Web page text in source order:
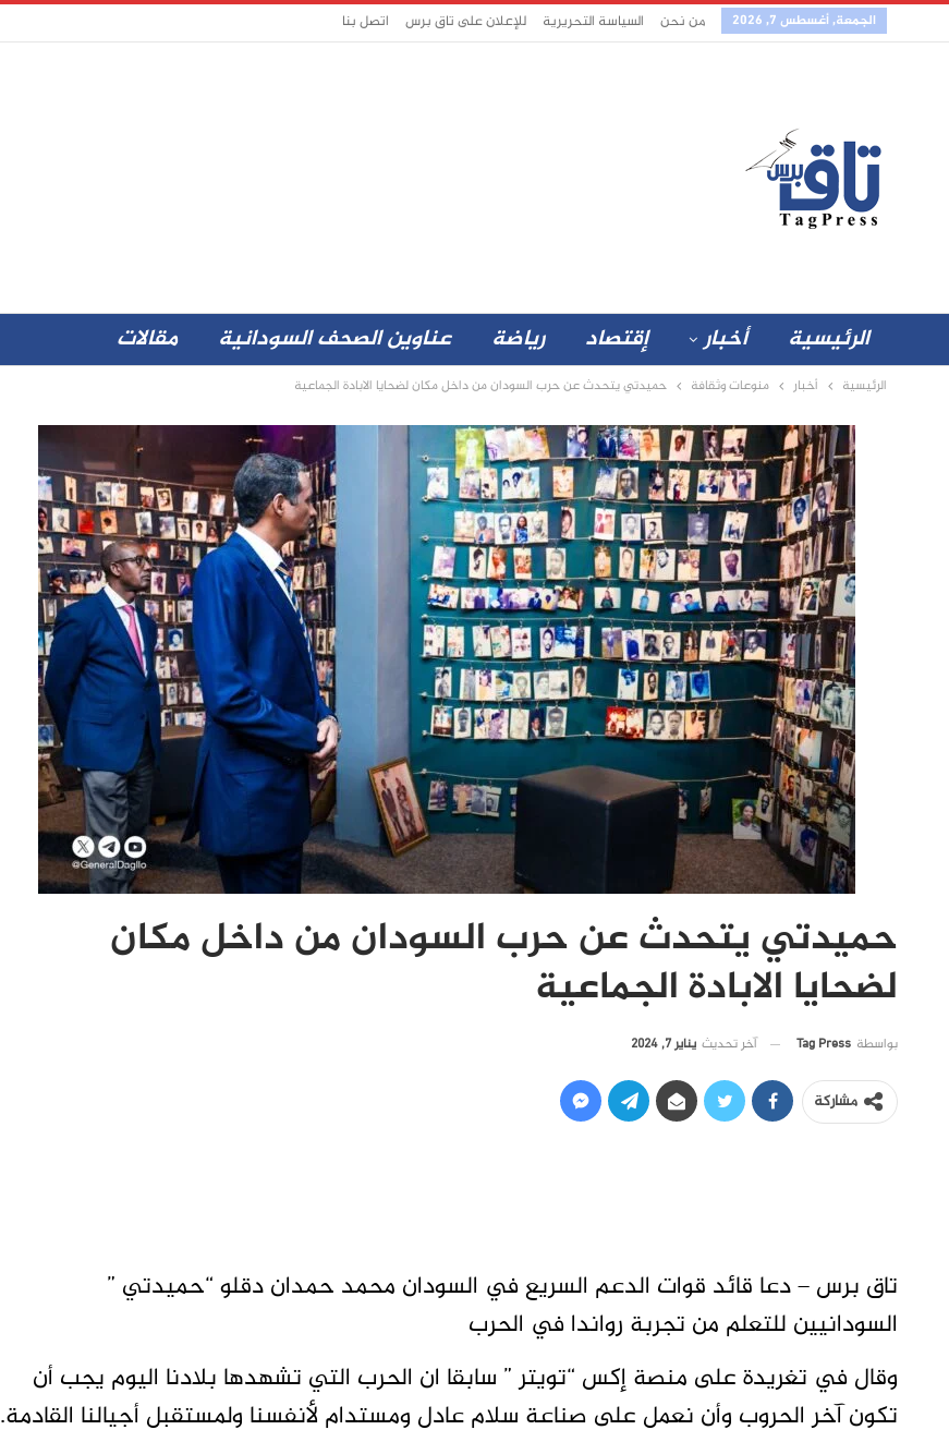
الجمعة, أغسطس 7, 2026 من نحن السياسة التحريرية للإعلان على تاق برس اتصل بنا
الرئيسية أخبار إقتصاد رياضة عناوين الصحف السودانية مقالات
الرئيسية أخبار منوعات وثقافة حميدتي يتحدث عن حرب السودان من داخل مكان لضحايا الابادة الجماعية
حميدتي يتحدث عن حرب السودان من داخل مكان
لضحايا الابادة الجماعية
بواسطة Tag Press آخر تحديث يناير 7, 2024
مشاركة
تاق برس – دعا قائد قوات الدعم السريع في السودان محمد حمدان دقلو “حميدتي ”
السودانيين للتعلم من تجربة رواندا في الحرب
وقال في تغريدة على منصة إكس “تويتر ” سابقا ان الحرب التي تشهدها بلادنا اليوم يجب أن
تكون آخر الحروب وأن نعمل على صناعة سلام عادل ومستدام لأنفسنا ولمستقبل أجيالنا القادمة.